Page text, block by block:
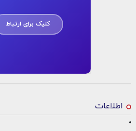
کلیک برای ارتباط
اطلاعات